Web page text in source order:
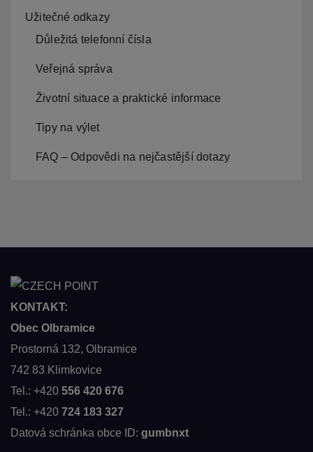
Užitečné odkazy
Důležitá telefonní čísla
Veřejná správa
Životní situace a praktické informace
Tipy na výlet
FAQ – Odpovědi na nejčastější dotazy
KONTAKT:
Obec Olbramice
Prostorná 132, Olbramice
742 83 Klimkovice
Tel.: +420 556 420 676
Tel.: +420 724 183 327
Datová schránka obce ID: gumbnxt